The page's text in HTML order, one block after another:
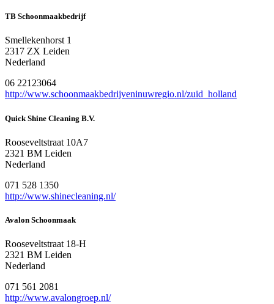
TB Schoonmaakbedrijf
Smellekenhorst 1
2317 ZX Leiden
Nederland
06 22123064
http://www.schoonmaakbedrijveninuwregio.nl/zuid_holland
Quick Shine Cleaning B.V.
Rooseveltstraat 10A7
2321 BM Leiden
Nederland
071 528 1350
http://www.shinecleaning.nl/
Avalon Schoonmaak
Rooseveltstraat 18-H
2321 BM Leiden
Nederland
071 561 2081
http://www.avalongroep.nl/